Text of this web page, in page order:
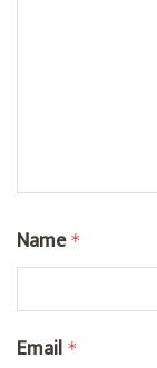
Name *
Email *